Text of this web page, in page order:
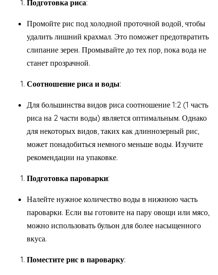
Подготовка риса:
Промойте рис под холодной проточной водой, чтобы
удалить лишний крахмал. Это поможет предотвратить
слипание зерен. Промывайте до тех пор, пока вода не
станет прозрачной.
Соотношение риса и воды:
Для большинства видов риса соотношение 1:2 (1 часть
риса на 2 части воды) является оптимальным. Однако
для некоторых видов, таких как длиннозерный рис,
может понадобиться немного меньше воды. Изучите
рекомендации на упаковке.
Подготовка пароварки:
Налейте нужное количество воды в нижнюю часть
пароварки. Если вы готовите на пару овощи или мясо,
можно использовать бульон для более насыщенного
вкуса.
Поместите рис в пароварку: